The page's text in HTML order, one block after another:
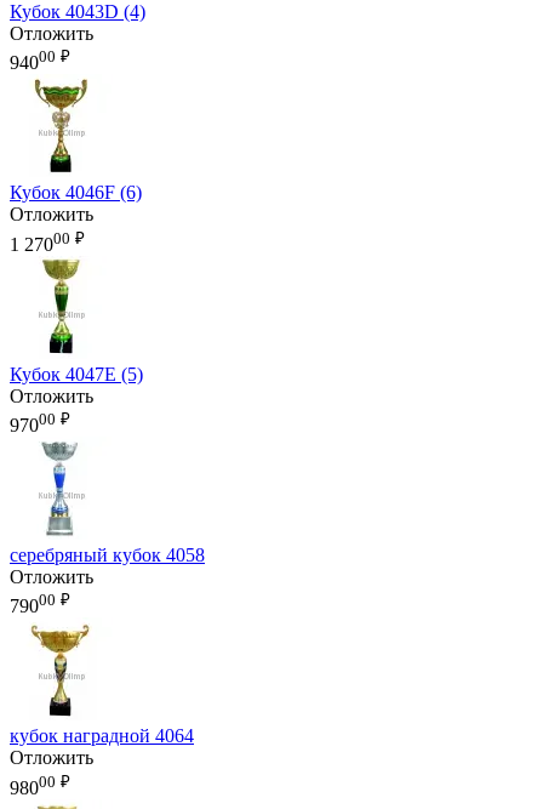
Кубок 4043D (4)
Отложить
94000 ₽
Кубок 4046F (6)
Отложить
1 27000 ₽
Кубок 4047E (5)
Отложить
97000 ₽
серебряный кубок 4058
Отложить
79000 ₽
кубок наградной 4064
Отложить
98000 ₽